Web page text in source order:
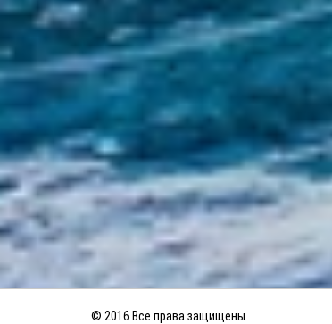
© 2016 Все права защищены